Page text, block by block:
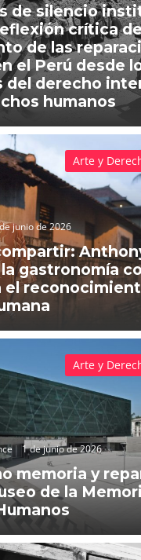
de silencio
crítica
de las
el Perú desde
del derecho
humanos
junio de 2026
gastronomía
el
Arte y
1 de junio de 2026
memoria y
de la
Arte y